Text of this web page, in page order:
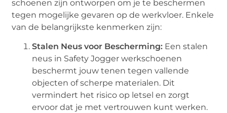
schoenen zijn ontworpen om je te beschermen
tegen mogelijke gevaren op de werkvloer. Enkele
van de belangrijkste kenmerken zijn:
Stalen Neus voor Bescherming: Een stalen
neus in Safety Jogger werkschoenen
beschermt jouw tenen tegen vallende
objecten of scherpe materialen. Dit
vermindert het risico op letsel en zorgt
ervoor dat je met vertrouwen kunt werken.